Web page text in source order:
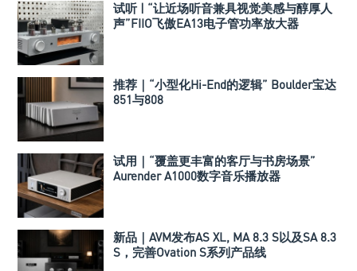
试听 | “让近场听音兼具视觉美感与醇厚人
声”FIIO飞傲EA13电子管功率放大器
推荐｜“小型化Hi-End的逻辑” Boulder宝达
851与808
试用｜“覆盖更丰富的客厅与书房场景”
Aurender A1000数字音乐播放器
新品｜AVM发布AS XL, MA 8.3 S以及SA 8.3
S，完善Ovation S系列产品线